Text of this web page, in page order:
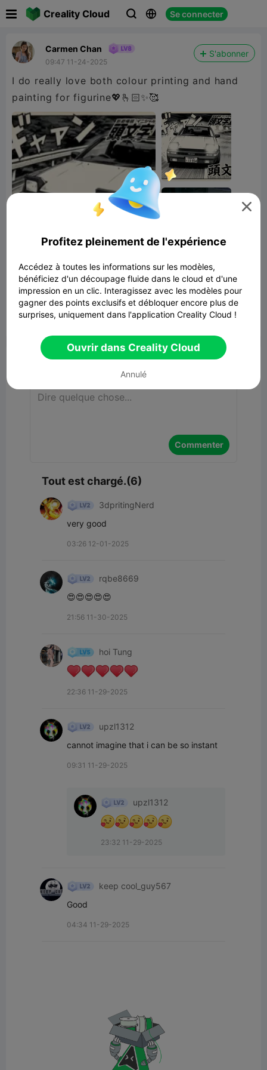
Creality Cloud   Se connecter
Carmen Chan
09:47 11-24-2025
S'abonner
I do really love both colour printing and hand
painting for figurine💖🫰🏻✨🥰
Initial D AE86 (優れた精度)
209.87MB Lier un modèle
Commentaires
Commenter
Tout est chargé.(6)
3dpritingNerd
very good
03:26 12-01-2025
rqbe8669
😍😍😍😍😍
21:56 11-30-2025
hoi Tung
22:36 11-29-2025
upzl1312
cannot imagine that i can be so instant
09:31 11-29-2025
upzl1312
23:32 11-29-2025
keep cool_guy567
Good
04:34 11-29-2025

Profitez pleinement de l'expérience
Accédez à toutes les informations sur les modèles,
bénéficiez d'un découpage fluide dans le cloud et d'une
impression en un clic. Interagissez avec les modèles pour
gagner des points exclusifs et débloquer encore plus de
surprises, uniquement dans l'application Creality Cloud !
Ouvrir dans Creality Cloud
Annulé